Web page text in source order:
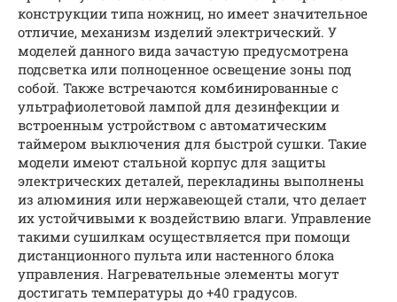
конструкции типа ножниц, но имеет значительное
отличие, механизм изделий электрический. У
моделей данного вида зачастую предусмотрена
подсветка или полноценное освещение зоны под
собой. Также встречаются комбинированные с
ультрафиолетовой лампой для дезинфекции и
встроенным устройством с автоматическим
таймером выключения для быстрой сушки. Такие
модели имеют стальной корпус для защиты
электрических деталей, перекладины выполнены
из алюминия или нержавеющей стали, что делает
их устойчивыми к воздействию влаги. Управление
такими сушилкам осуществляется при помощи
дистанционного пульта или настенного блока
управления. Нагревательные элементы могут
достигать температуры до +40 градусов.